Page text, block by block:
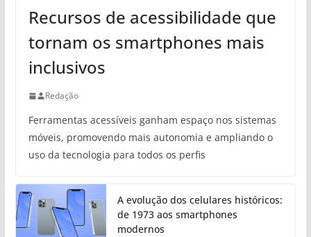
Recursos de acessibilidade que
tornam os smartphones mais
inclusivos
Redação
Ferramentas acessíveis ganham espaço nos sistemas
móveis, promovendo mais autonomia e ampliando o
uso da tecnologia para todos os perfis
A evolução dos celulares históricos:
de 1973 aos smartphones
modernos